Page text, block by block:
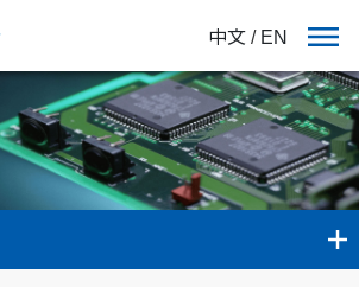
中文 / EN